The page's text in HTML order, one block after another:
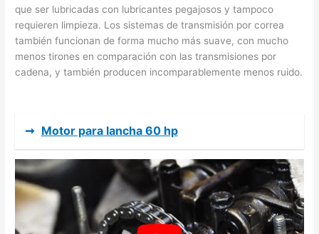
que ser lubricadas con lubricantes pegajosos y tampoco
requieren limpieza. Los sistemas de transmisión por correa
también funcionan de forma mucho más suave, con mucho
menos tirones en comparación con las transmisiones por
cadena, y también producen incomparablemente menos ruido.
➞ Motor para lancha 60 hp